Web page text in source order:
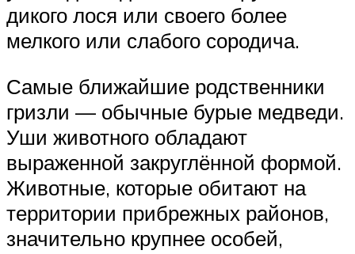
дикого лося или своего более
мелкого или слабого сородича.
Самые ближайшие родственники
гризли — обычные бурые медведи.
Уши животного обладают
выраженной закруглённой формой.
Животные, которые обитают на
территории прибрежных районов,
значительно крупнее особей,